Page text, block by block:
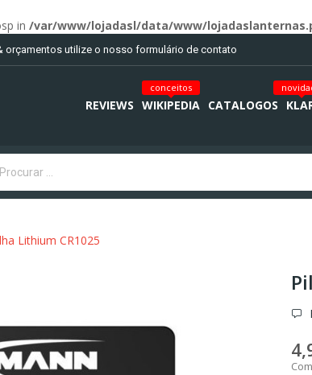
in /var/www/lojadasl/data/www/
orçamentos utilize o nosso formulário de contato
REVIEWS WIKIPEDIA
conceitos
CATALOGOS
Lithium CR1025